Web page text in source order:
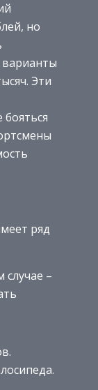
но
Эти
ряд
–